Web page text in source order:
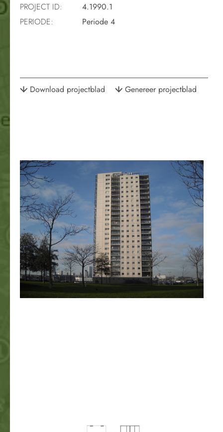
PROJECT ID:
4.1990.1
PERIODE:
Periode 4
Download projectblad Genereer projectblad